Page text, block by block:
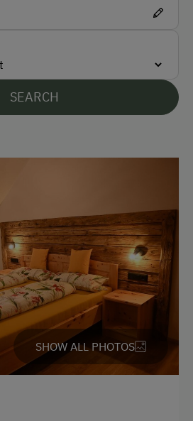
SEARCH
SHOW ALL PHOTOS